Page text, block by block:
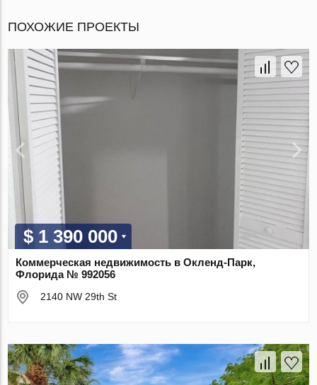
ПОХОЖИЕ ПРОЕКТЫ
$ 1 390 000
Коммерческая недвижимость в Окленд-Парк,
Флорида № 992056
2140 NW 29th St